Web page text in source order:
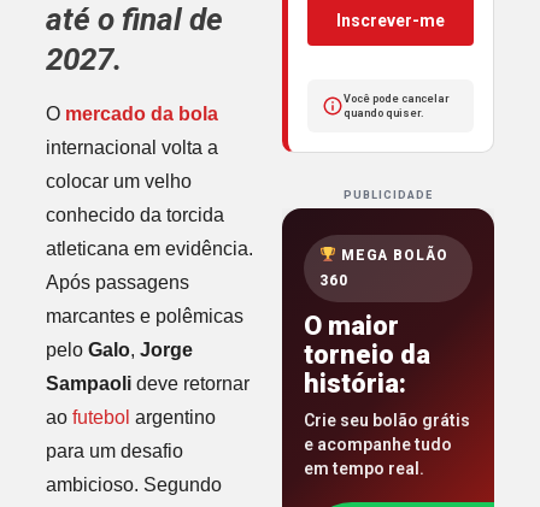
até o final de
2027.
O mercado da bola
internacional volta a
colocar um velho
conhecido da torcida
atleticana em evidência.
Após passagens
marcantes e polêmicas
pelo Galo, Jorge
Sampaolideve retornar
ao futebol argentino
para um desafio
ambicioso. Segundo
Inscrever-me
Você pode cancelar
quando quiser.
PUBLICIDADE
MEGA BOLÃO
360
O maior
torneio da
história:
Crie seu bolão grátis
e acompanhe tudo
em tempo real.